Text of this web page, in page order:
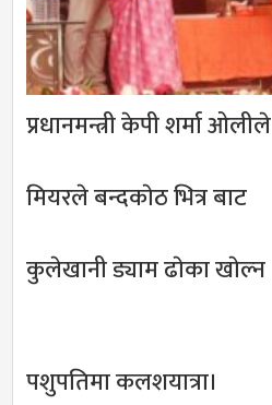
प्रधानमन्त्री केपी शर्मा ओलीले
मियरले बन्दकाेठ भित्र बाट
कुलेखानी ड्याम ढाेका खाेल्न
पशुपतिमा कलशयात्रा।